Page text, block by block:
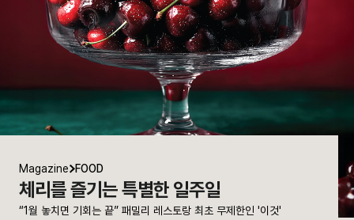
Magazine FOOD
체리를 즐기는 특별한 일주일
“1월 놓치면 기회는 끝” 패밀리 레스토랑 최초 무제한인 '이것'